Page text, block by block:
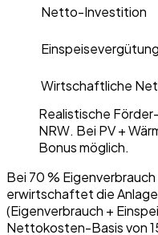
Netto-Investition
Wirtschaftliche
Realistische
NRW. Bei PV +
Bonus möglich.
Bei 70 %
erwirtschaftet die
(Eigenverbrauch +
Nettokosten-Basis von